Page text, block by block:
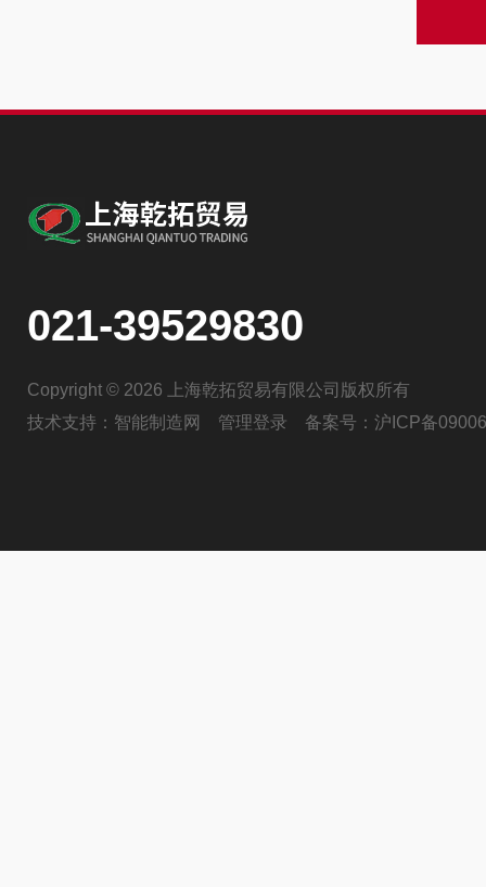
021-39529830
Copyright © 2026 上海乾拓贸易有限公司版权所有
技术支持： 智能制造网 管理登录 备案号： 沪ICP备